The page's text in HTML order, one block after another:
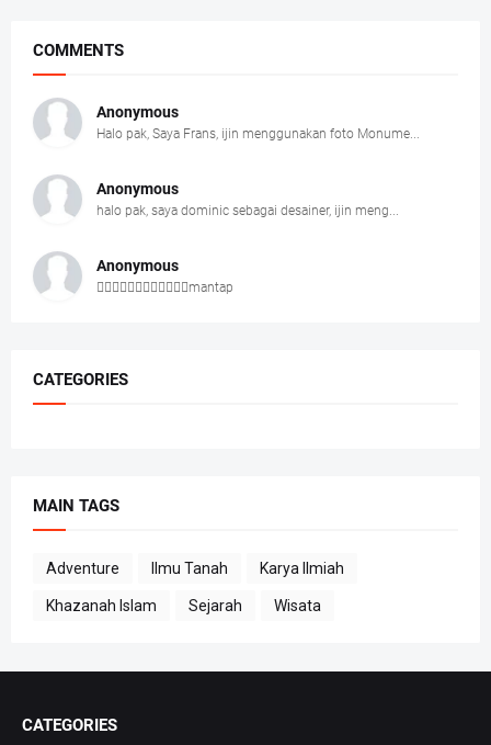
COMMENTS
Anonymous
Halo pak, Saya Frans, ijin menggunakan foto Monume...
Anonymous
halo pak, saya dominic sebagai desainer, ijin meng...
Anonymous
👍🏻👍🏻👍🏻👍🏻👍🏻👍🏻mantap
CATEGORIES
MAIN TAGS
Adventure Ilmu Tanah Karya Ilmiah
Khazanah Islam Sejarah Wisata
CATEGORIES